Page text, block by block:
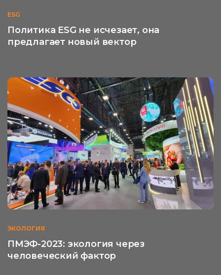
ESG
Политика ESG не исчезает, она
предлагает новый вектор
ЭКОЛОГИЯ
ПМЭФ-2023: экология через
человеческий фактор